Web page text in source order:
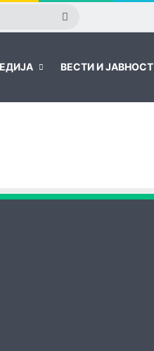
ВЕСТИ И ЈАВНОСТ